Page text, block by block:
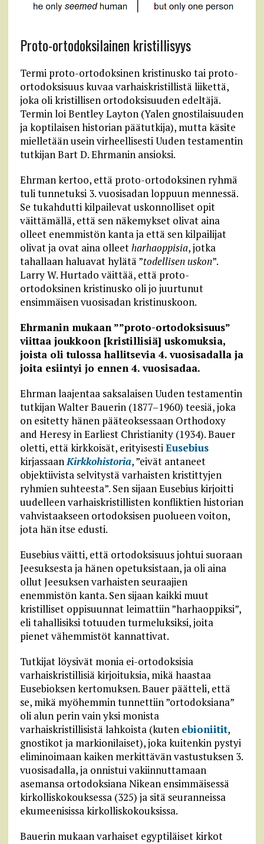
Proto-ortodoksilainen kristillisyys
Termi proto-ortodoksinen kristinusko tai proto-
ortodoksisuus kuvaa varhaiskristillistä liikettä,
joka oli kristillisen ortodoksisuuden edeltäjä.
Termin loi Bentley Layton (Yalen gnostilaisuuden
ja koptilaisen historian päätutkija), mutta käsite
mielletään usein virheellisesti Uuden testamentin
tutkijan Bart D. Ehrmanin ansioksi.
Ehrman kertoo, että proto-ortodoksinen ryhmä
tuli tunnetuksi 3. vuosisadan loppuun mennessä.
Se tukahdutti kilpailevat uskonnolliset opit
väittämällä, että sen näkemykset olivat aina
olleet enemmistön kanta ja että sen kilpailijat
olivat ja ovat aina olleetharhaoppisia, jotka
tahallaan haluavat hylätä ”todellisen uskon”.
Larry W. Hurtado väittää, että proto-
ortodoksinen kristinusko oli jo juurtunut
ensimmäisen vuosisadan kristinuskoon.
Ehrmanin mukaan ””proto-ortodoksisuus”
viittaa joukkoon [kristillisiä] uskomuksia,
joista oli tulossa hallitsevia 4. vuosisadalla ja
joita esiintyi jo ennen 4. vuosisadaa.
Ehrman laajentaa saksalaisen Uuden testamentin
tutkijan Walter Bauerin (1877–1960) teesiä, joka
on esitetty hänen pääteoksessaan Orthodoxy
and Heresy in Earliest Christianity (1934). Bauer
oletti, että kirkkoisät, erityisestiEusebius
kirjassaanKirkkohistoria, ”eivät antaneet
objektiivista selvitystä varhaisten kristittyjen
ryhmien suhteesta”. Sen sijaan Eusebius kirjoitti
uudelleen varhaiskristillisten konfliktien historian
vahvistaakseen ortodoksisen puolueen voiton,
jota hän itse edusti.
Eusebius väitti, että ortodoksisuus johtui suoraan
Jeesuksesta ja hänen opetuksistaan, ja oli aina
ollut Jeesuksen varhaisten seuraajien
enemmistön kanta. Sen sijaan kaikki muut
kristilliset oppisuunnat leimattiin ”harhaoppiksi”,
eli tahallisiksi totuuden turmeluksiksi, joita
pienet vähemmistöt kannattivat.
Tutkijat löysivät monia ei-ortodoksisia
varhaiskristillisiä kirjoituksia, mikä haastaa
Eusebioksen kertomuksen. Bauer päätteli, että
se, mikä myöhemmin tunnettiin ”ortodoksiana”
oli alun perin vain yksi monista
varhaiskristillisistä lahkoista (kuten ebioniitit,
gnostikot ja markionilaiset), joka kuitenkin pystyi
eliminoimaan kaiken merkittävän vastustuksen 3.
vuosisadalla, ja onnistui vakiinnuttamaan
asemansa ortodoksiana Nikean ensimmäisessä
kirkolliskokouksessa (325) ja sitä seuranneissa
ekumeenisissa kirkolliskokouksissa.
Bauerin mukaan varhaiset egyptiläiset kirkot